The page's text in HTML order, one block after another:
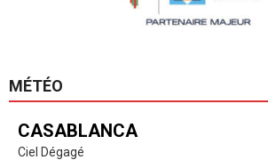
MÉTÉO
CASABLANCA
Ciel Dégagé